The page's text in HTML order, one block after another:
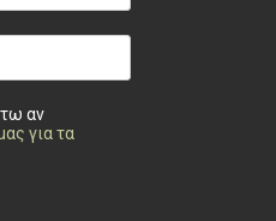
αν
για τα